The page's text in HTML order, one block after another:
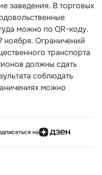
заведения. В торговых
можно по QR-коду.
ноября. Ограничений
транспорта
должны сдать
соблюдать
можно
на